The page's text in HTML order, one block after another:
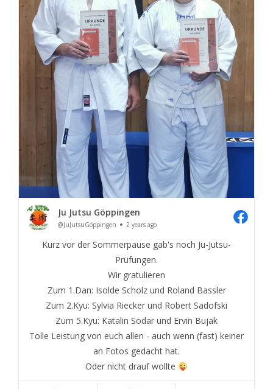
Ju Jutsu Göppingen
@JuJutsuGöppingen 2 years ago
Kurz vor der Sommerpause gab's noch Ju-Jutsu-
Prüfungen.
Wir gratulieren
Zum 1.Dan: Isolde Scholz und Roland Bassler
Zum 2.Kyu: Sylvia Riecker und Robert Sadofski
Zum 5.Kyu: Katalin Sodar und Ervin Bujak
Tolle Leistung von euch allen - auch wenn (fast) keiner
an Fotos gedacht hat.
Oder nicht drauf wollte